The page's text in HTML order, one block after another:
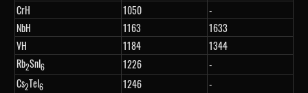
CrH
1050
-
NbH
1163
1633
VH
1184
1344
Rb2SnI6 1226
-
Cs2TeI6 1246
-